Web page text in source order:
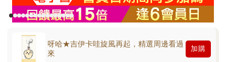
呀哈★吉伊卡哇旋風再起，精選周邊看過
來
加購